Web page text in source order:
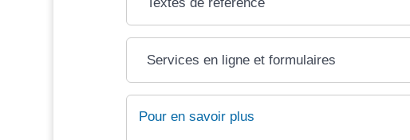
Services en ligne et formulaires
Pour en savoir plus